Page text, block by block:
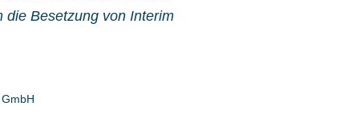
die Besetzung von Interim